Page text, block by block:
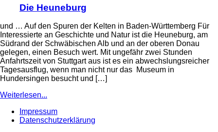
Die Heuneburg
und … Auf den Spuren der Kelten in Baden-Württemberg Für
Interessierte an Geschichte und Natur ist die Heuneburg, am
Südrand der Schwäbischen Alb und an der oberen Donau
gelegen, einen Besuch wert. Mit ungefähr zwei Stunden
Anfahrtszeit von Stuttgart aus ist es ein abwechslungsreicher
Tagesausflug, wenn man nicht nur das Museum in
Hundersingen besucht und […]
Weiterlesen...
Impressum
Datenschutzerklärung